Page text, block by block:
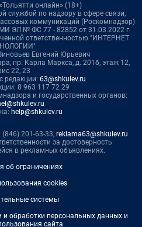
онлайн» (18+)
службой по надзору в сфере связи,
коммуникаций (Роскомнадзор)
ЭЛ № ФС 77 - 82852 от 31.03.2022 г.
ответственностью "ИНТЕРНЕТ
Евгений Юрьевич
пр. Карла Маркса, д. 201б, этаж 12,
22, 23
редакции: 63@shkulev.ru
8 963 117 72 29
и государственных органов:
help@shkulev.ru
201-63-33, reklama63@shkulev.ru
за достоверность
в рекламных объявлениях.
об ограничениях
cookies
системы
обработки персональных данных и
сайта